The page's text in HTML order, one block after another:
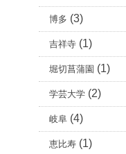
博多 (3)
吉祥寺 (1)
堀切菖蒲園 (1)
学芸大学 (2)
岐阜 (4)
恵比寿 (1)